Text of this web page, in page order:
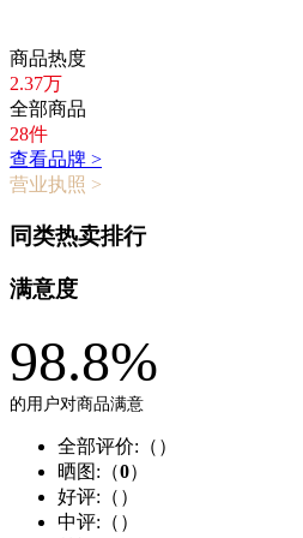
商品热度
2.37万
全部商品
28件
查看品牌 >
营业执照 >
同类热卖排行
满意度
98.8%
的用户对商品满意
全部评价:（ ）
晒图:（0）
好评:（ ）
中评:（ ）